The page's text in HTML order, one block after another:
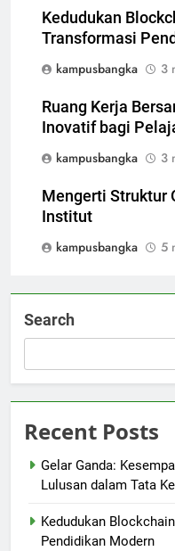
Kedudukan
Transformasi
kampusbangka
3
Ruang Kerja
Inovatif bagi
kampusbangka
3
Mengerti Struktur
Institut
kampusbangka
5
Search
Recent Posts
Gelar Ganda:
Lulusan dalam Tata
Kedudukan
Pendidikan Modern